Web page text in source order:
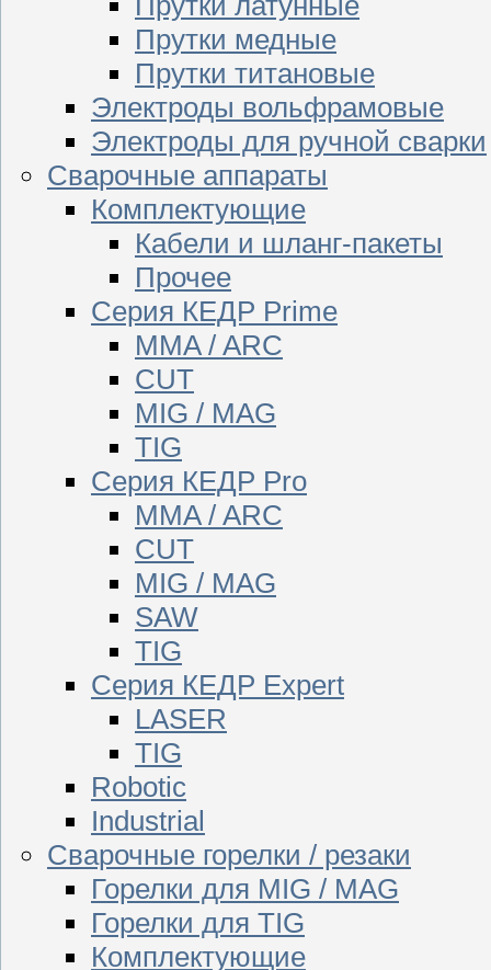
Прутки медные
Прутки титановые
Электроды вольфрамовые
Электроды для ручной сварки
Сварочные аппараты
Комплектующие
Кабели и шланг-пакеты
Прочее
Серия КЕДР Prime
MMA / ARC
CUT
MIG / MAG
TIG
Серия КЕДР Pro
MMA / ARC
CUT
MIG / MAG
SAW
TIG
Серия КЕДР Expert
LASER
TIG
Robotic
Industrial
Сварочные горелки / резаки
Горелки для MIG / MAG
Горелки для TIG
Комплектующие